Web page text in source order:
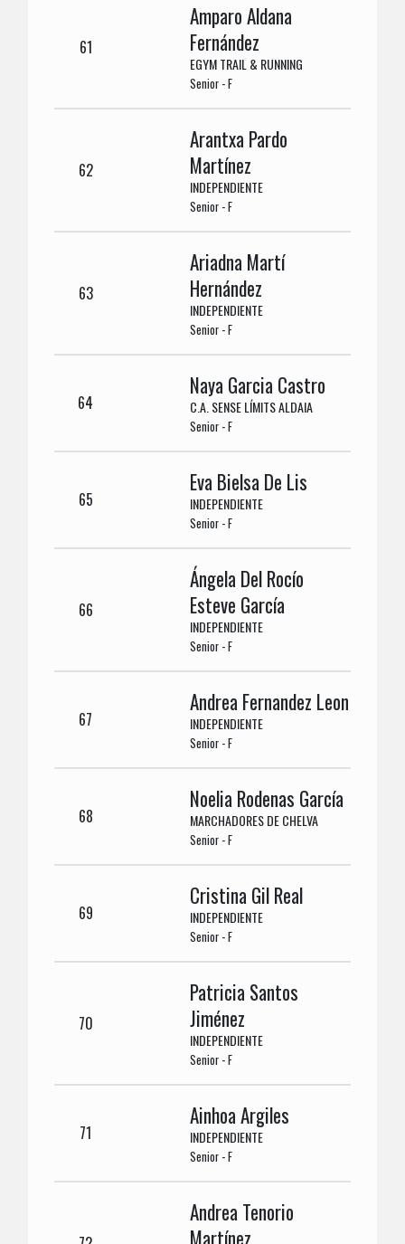
61
Amparo Aldana
Fernández
EGYM TRAIL & RUNNING
Senior - F
62
Arantxa Pardo
Martínez
INDEPENDIENTE
Senior - F
63
Ariadna Martí
Hernández
INDEPENDIENTE
Senior - F
64
Naya Garcia Castro
C.A. SENSE LÍMITS ALDAIA
Senior - F
65
Eva Bielsa De Lis
INDEPENDIENTE
Senior - F
66
Ángela Del Rocío
Esteve García
INDEPENDIENTE
Senior - F
67
Andrea Fernandez Leon
INDEPENDIENTE
Senior - F
68
Noelia Rodenas García
MARCHADORES DE CHELVA
Senior - F
69
Cristina Gil Real
INDEPENDIENTE
Senior - F
70
Patricia Santos
Jiménez
INDEPENDIENTE
Senior - F
71
Ainhoa Argiles
INDEPENDIENTE
Senior - F
Andrea Tenorio
Martínez